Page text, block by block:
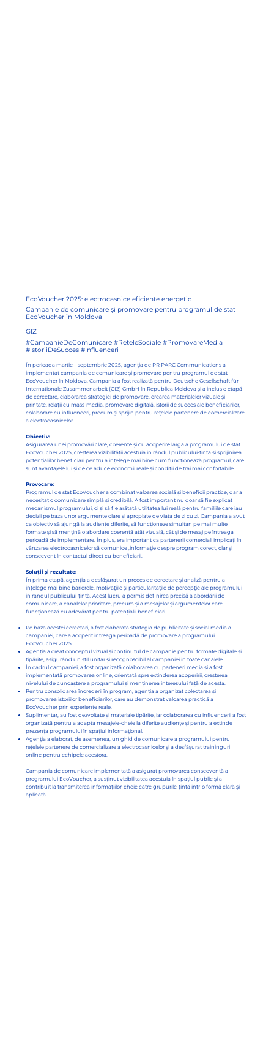
EcoVoucher 2025: electrocasnice eficiente energetic
Campanie de comunicare și promovare pentru programul de stat
EcoVoucher în Moldova
GIZ
#CampanieDeComunicare #RețeleSociale #PromovareMedia
#IstoriiDeSucces #Influenceri
În perioada martie – septembrie 2025, agenția de PR PARC Communications a
implementat campania de comunicare și promovare pentru programul de stat
EcoVoucher în Moldova. Campania a fost realizată pentru Deutsche Gesellschaft für
Internationale Zusammenarbeit (GIZ) GmbH în Republica Moldova și a inclus o etapă
de cercetare, elaborarea strategiei de promovare, crearea materialelor vizuale și
printate, relații cu mass-media, promovare digitală, istorii de succes ale beneficiarilor,
colaborare cu influenceri, precum și sprijin pentru rețelele partenere de comercializare
a electrocasnicelor.
Obiectiv:
Asigurarea unei promovări clare, coerente și cu acoperire largă a programului de stat
EcoVoucher 2025, creșterea vizibilității acestuia în rândul publicului-țintă și sprijinirea
potențialilor beneficiari pentru a înțelege mai bine cum funcționează programul, care
sunt avantajele lui și de ce aduce economii reale și condiții de trai mai confortabile.
Provocare:
Programul de stat EcoVoucher a combinat valoarea socială și beneficii practice, dar a
necesitat o comunicare simplă și credibilă. A fost important nu doar să fie explicat
mecanismul programului, ci și să fie arătată utilitatea lui reală pentru familiile care iau
decizii pe baza unor argumente clare și apropiate de viața de zi cu zi. Campania a avut
ca obiectiv să ajungă la audiențe diferite, să funcționeze simultan pe mai multe
formate și să mențină o abordare coerentă atât vizuală, cât și de mesaj pe întreaga
perioadă de implementare. În plus, era important ca partenerii comerciali implicați în
vânzarea electrocasnicelor să comunice ,informație despre program corect, clar și
consecvent în contactul direct cu beneficiarii.
Soluții și rezultate:
În prima etapă, agenția a desfășurat un proces de cercetare și analiză pentru a
înțelege mai bine barierele, motivațiile și particularitățile de percepție ale programului
în rândul publicului-țintă. Acest lucru a permis definirea precisă a abordării de
comunicare, a canalelor prioritare, precum și a mesajelor și argumentelor care
funcționează cu adevărat pentru potențialii beneficiari.
Pe baza acestei cercetări, a fost elaborată strategia de publicitate și social media a
campaniei, care a acoperit întreaga perioadă de promovare a programului
EcoVoucher 2025.
Agenția a creat conceptul vizual și conținutul de campanie pentru formate digitale și
tipărite, asigurând un stil unitar și recognoscibil al campaniei în toate canalele.
În cadrul campaniei, a fost organizată colaborarea cu parteneri media și a fost
implementată promovarea online, orientată spre extinderea acoperirii, creșterea
nivelului de cunoaștere a programului și menținerea interesului față de acesta.
Pentru consolidarea încrederii în program, agenția a organizat colectarea și
promovarea istoriilor beneficiarilor, care au demonstrat valoarea practică a
EcoVoucher prin experiențe reale.
Suplimentar, au fost dezvoltate și materiale tipărite, iar colaborarea cu influencerii a fost
organizată pentru a adapta mesajele-cheie la diferite audiențe și pentru a extinde
prezența programului în spațiul informațional.
Agenția a elaborat, de asemenea, un ghid de comunicare a programului pentru
rețelele partenere de comercializare a electrocasnicelor și a desfășurat traininguri
online pentru echipele acestora.
Campania de comunicare implementată a asigurat promovarea consecventă a
programului EcoVoucher, a susținut vizibilitatea acestuia în spațiul public și a
contribuit la transmiterea informațiilor-cheie către grupurile-țintă într-o formă clară și
aplicată.